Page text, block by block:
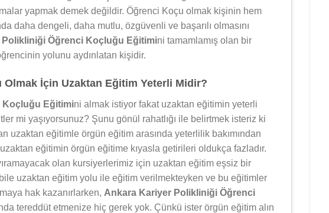
yapmak demek değildir. Öğrenci Koçu olmak kişinin hem
daha dengeli, daha mutlu, özgüvenli ve başarılı olmasını
Öğrenci Koçluğu Eğitimini tamamlamış olan bir
yolunu aydınlatan kişidir.
İçin Uzaktan Eğitim Yeterli Midir?
Koçluğu Eğitimini almak istiyor fakat uzaktan eğitimin yeterli
mi yaşıyorsunuz? Şunu gönül rahatlığı ile belirtmek isteriz ki
uzaktan eğitimle örgün eğitim arasında yeterlilik bakımından
eğitimin örgün eğitime kıyasla getirileri oldukça fazladır.
olan kursiyerlerimiz için uzaktan eğitim eşsiz bir
uzaktan eğitim yolu ile eğitim verilmekteyken ve bu eğitimler
hak kazanırlarken, Ankara Kariyer Polikliniği Öğrenci
tereddüt etmenize hiç gerek yok. Çünkü ister örgün eğitim alın